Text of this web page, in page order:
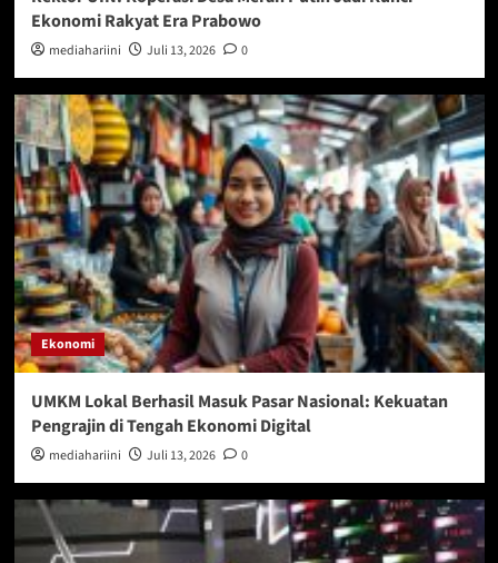
Ekonomi Rakyat Era Prabowo
mediahariini Juli 13, 2026 0
Ekonomi
UMKM Lokal Berhasil Masuk Pasar Nasional: Kekuatan
Pengrajin di Tengah Ekonomi Digital
mediahariini Juli 13, 2026 0